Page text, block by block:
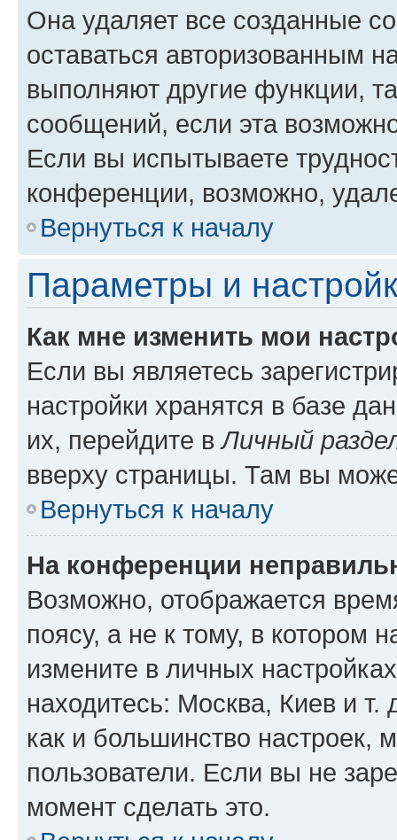
Она удаляет все созданные
оставаться авторизованным
выполняют другие функции,
сообщений, если эта
Если вы испытываете
конференции, возможно,
Вернуться к началу
Параметры и
Как мне изменить мои
Если вы являетесь
настройки хранятся в базе
их, перейдите вЛичный
вверху страницы. Там вы
Вернуться к началу
На конференции
Возможно, отображается
поясу, а не к тому, в котором
измените в личных
находитесь: Москва, Киев и т.
как и большинство настроек,
пользователи. Если вы не
момент сделать это.